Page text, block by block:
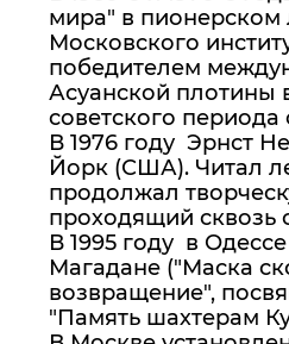
мира" в пионерском
Московского
победителем
Асуанской плотины
советского
В 1976 году Эрнст
Йорк (США). Читал
продолжал
проходящий сквозь
В 1995 году в
Магадане ("Маска
возвращение",
"Память шахтерам